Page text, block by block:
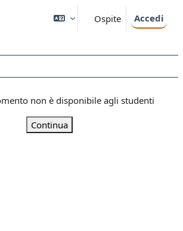
Ospite Accedi
non è disponibile agli studenti
Continua